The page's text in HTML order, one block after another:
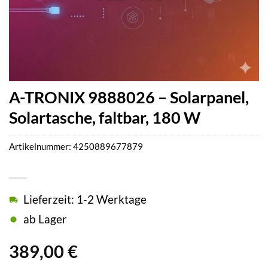
A-TRONIX 9888026 – Solarpanel,
Solartasche, faltbar, 180 W
389,00 €
Lieferzeit: 1-2 Werktage
ab Lager
Artikelnummer: 4250889677879